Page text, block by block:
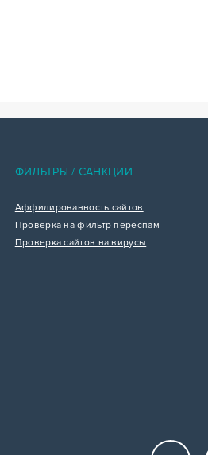
ФИЛЬТРЫ / САНКЦИИ
Аффилированность сайтов
Проверка на фильтр переспам
Проверка сайтов на вирусы